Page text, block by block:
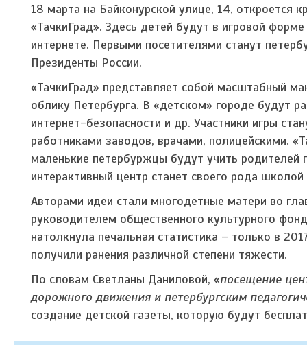
18 марта на Байконурской улице, 14, откроется
«ТачкиГрад». Здесь детей будут в игровой
интернете. Первыми посетителями станут
Президенты России.
«ТачкиГрад» представляет собой масштабный
облику Петербурга. В «детском» городе будут
интернет-безопасности и др. Участники игры
работниками заводов, врачами, полицейскими.
маленькие петербуржцы будут учить родителей
интерактивный центр станет своего рода
Авторами идеи стали многодетные матери во
руководителем общественного культурного
натолкнула печальная статистика – только в
получили ранения различной степени тяжести.
По словам Светланы Даниловой, «посещение
дорожного движения и петербургским
создание детской газеты, которую будут